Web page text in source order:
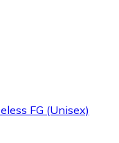
FG (Unisex)